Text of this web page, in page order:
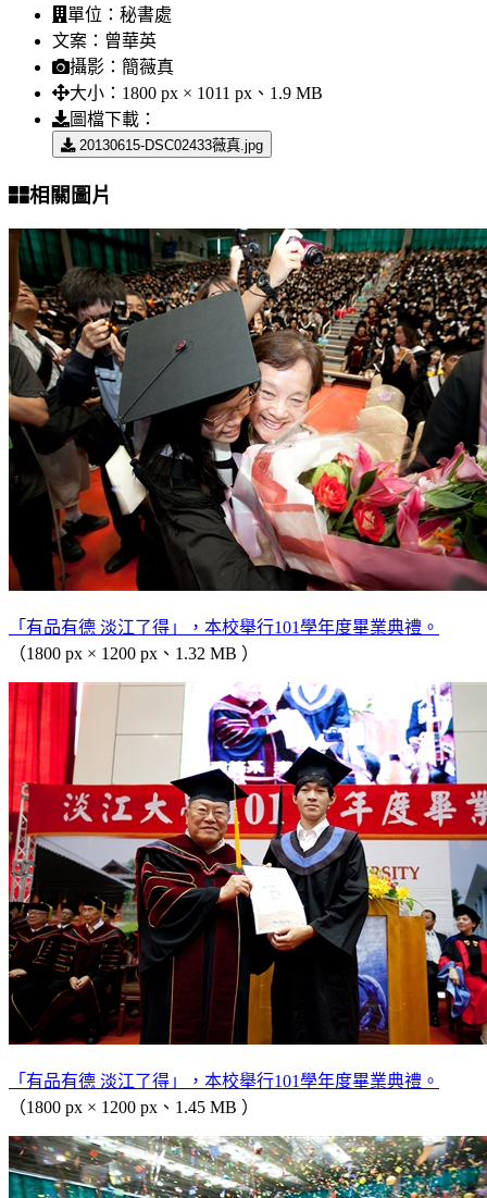
單位： 秘書處
文案： 曾華英
攝影： 簡薇真
大小： 1800 px × 1011 px、1.9 MB
圖檔下載：
20130615-DSC02433薇真.jpg
相關圖片
「有品有德 淡江了得」，本校舉行101學年度畢業典禮。
（1800 px × 1200 px、1.32 MB ）
「有品有德 淡江了得」，本校舉行101學年度畢業典禮。
（1800 px × 1200 px、1.45 MB ）